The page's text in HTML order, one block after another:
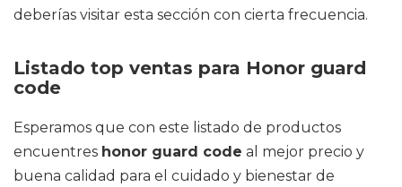
deberías visitar esta sección con cierta frecuencia.
Listado top ventas para Honor guard
code
Esperamos que con este listado de productos
encuentres honor guard code al mejor precio y
buena calidad para el cuidado y bienestar de